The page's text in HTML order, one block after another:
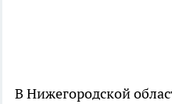
В Нижегородской